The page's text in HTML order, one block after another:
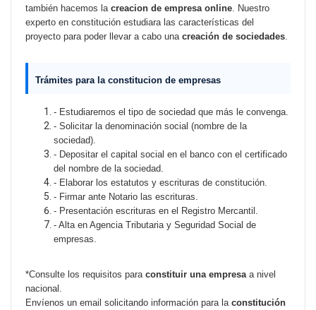
también hacemos la creacion de empresa online Nuestro
experto en constitución estudiara las características del
proyecto para poder llevar a cabo una creación de sociedades
Trámites para la constitucion de empresas
- Estudiaremos el tipo de sociedad que más le convenga.
- Solicitar la denominación social (nombre de la
sociedad).
- Depositar el capital social en el banco con el certificado
del nombre de la sociedad.
- Elaborar los estatutos y escrituras de constitución.
- Firmar ante Notario las escrituras.
- Presentación escrituras en el Registro Mercantil.
- Alta en Agencia Tributaria y Seguridad Social de
empresas.
*Consulte los requisitos para constituir una empresa a nivel
nacional.
Envíenos un email solicitando información para la constitución